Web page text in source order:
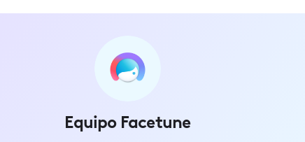
Equipo Facetune